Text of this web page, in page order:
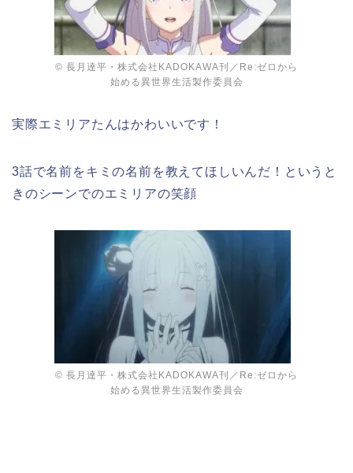
© 長月達平・株式会社KADOKAWA刊／Re:ゼロから
始める異世界生活製作委員会
実際エミリアたんはかわいいです！
3話で名前をキミの名前を教えてほしいんだ！というと
きのシーンでのエミリアの笑顔
© 長月達平・株式会社KADOKAWA刊／Re:ゼロから
始める異世界生活製作委員会